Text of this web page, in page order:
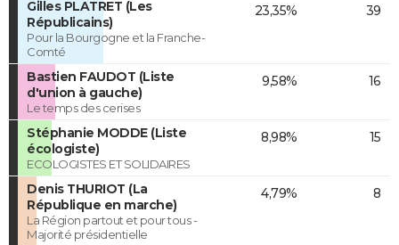
Gilles PLATRET (Les
Républicains)
Pour la Bourgogne et la Franche-
Comté
23,35% 39
Bastien FAUDOT (Liste
d'union à gauche)
Le temps des cerises
9,58% 16
Stéphanie MODDE (Liste
écologiste)
ECOLOGISTES ET SOLIDAIRES
8,98% 15
Denis THURIOT (La
République en marche)
La Région partout et pour tous -
Majorité présidentielle
4,79% 8